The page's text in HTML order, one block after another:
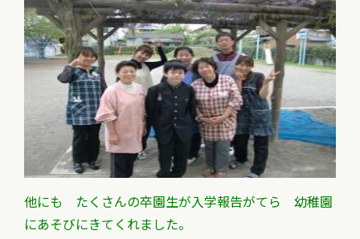
他にも たくさんの卒園生が入学報告がてら 幼稚園
にあそびにきてくれました。